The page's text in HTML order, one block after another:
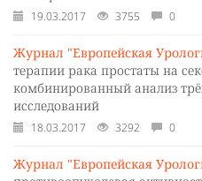
19.03.2017 3755 0
Журнал "Европейская
терапии рака простаты на
комбинированный анализ
исследований
18.03.2017 3292 0
Журнал "Европейская